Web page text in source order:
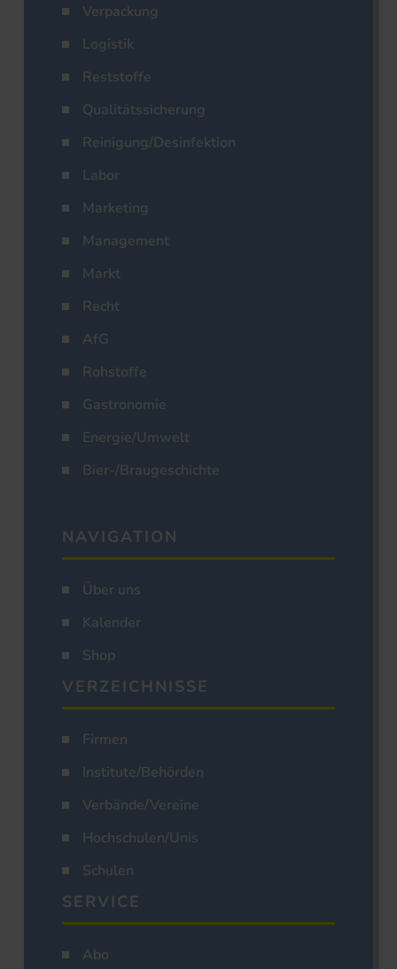
Verpackung
Logistik
Reststoffe
Qualitätssicherung
Reinigung/Desinfektion
Labor
Marketing
Management
Markt
Recht
AfG
Rohstoffe
Gastronomie
Energie/Umwelt
Bier-/Braugeschichte
NAVIGATION
Über uns
Kalender
Shop
VERZEICHNISSE
Firmen
Institute/Behörden
Verbände/Vereine
Hochschulen/Unis
Schulen
SERVICE
Abo